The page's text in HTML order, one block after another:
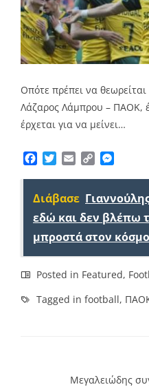
Οπότε πρέπει να
Λάζαρος Λάμπρου – ΠΑΟΚ,
έρχεται για να μείνει…
Facebook
TwitterEmailCopy
Διάβασε
εδώ και δεν βλέπω
μπροστά στον
Posted in Featured,
Tagged in football,
Μεγαλειώδης